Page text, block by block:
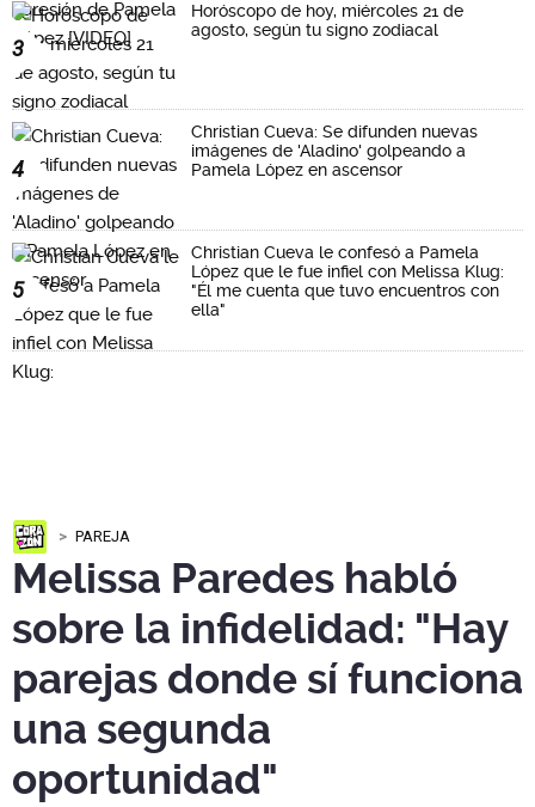
3
Horóscopo de hoy, miércoles 21 de
agosto, según tu signo zodiacal
4
Christian Cueva: Se difunden nuevas
imágenes de 'Aladino' golpeando a
Pamela López en ascensor
5
Christian Cueva le confesó a Pamela
López que le fue infiel con Melissa Klug:
"Él me cuenta que tuvo encuentros con
ella"
PAREJA
Melissa Paredes habló
sobre la infidelidad: "Hay
parejas donde sí funciona
una segunda
oportunidad"